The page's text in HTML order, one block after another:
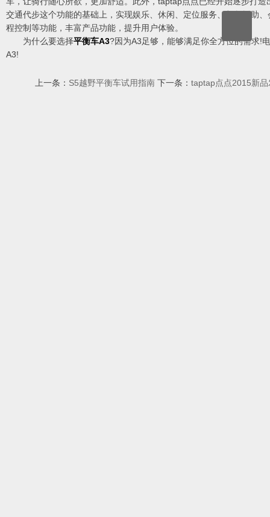
交通代步这个功能的基础上，实现娱乐、休闲、定位服务、紧急援助
程控制等功能，丰富产品功能，提升用户体验。
为什么要选择平衡车A3?因为A3足够，能够满足你全方位的需求!
A3!
上一条： S5越野平衡车试用指南 下一条： taptap点点2015新